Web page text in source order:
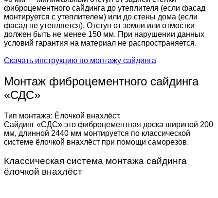
фиброцементного сайдинга до утеплителя (если фасад
монтируется с утеплителем) или до стены дома (если
фасад не утепляется). Отступ от земли или отмостки
должен быть не менее 150 мм. При нарушении данных
условий гарантия на материал не распространяется.
Скачать инструкцию по монтажу сайдинга
Монтаж фиброцементного сайдинга
«СДС»
Тип монтажа: Ёлочкой внахлёст.
Сайдинг «СДС» это фиброцементная доска шириной 200
мм, длинной 2440 мм монтируется по классической
системе ёлочкой внахлёст при помощи саморезов.
Классическая система монтажа сайдинга
ёлочкой внахлёст